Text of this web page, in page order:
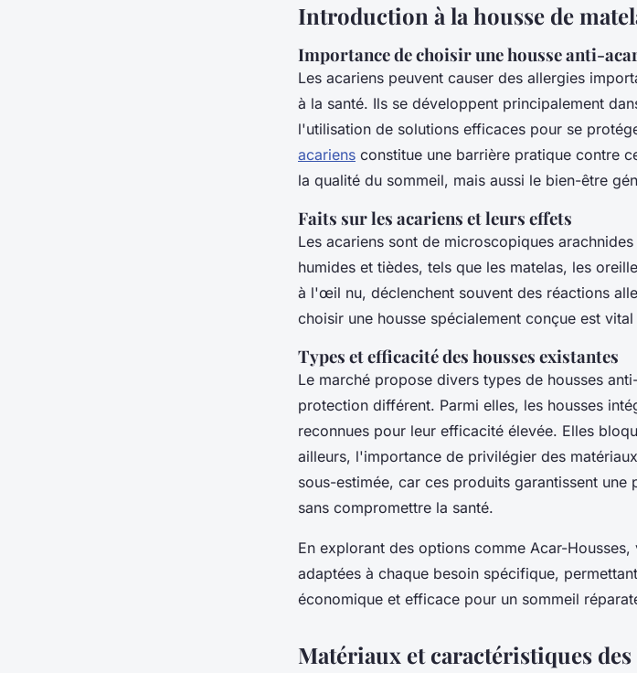
Introduction à la housse de
Importance de choisir une housse anti-
Les acariens peuvent causer des allergies
à la santé. Ils se développent principalement
l'utilisation de solutions efficaces pour se
acariens constitue une barrière pratique contre
la qualité du sommeil, mais aussi le bien-être
Faits sur les acariens et leurs effets
Les acariens sont de microscopiques
humides et tièdes, tels que les matelas, les
à l'œil nu, déclenchent souvent des réactions
choisir une housse spécialement conçue est
Types et efficacité des housses existantes
Le marché propose divers types de housses
protection différent. Parmi elles, les housses
reconnues pour leur efficacité élevée. Elles
ailleurs, l'importance de privilégier des
sous-estimée, car ces produits garantissent
sans compromettre la santé.
En explorant des options comme Acar-
adaptées à chaque besoin spécifique,
économique et efficace pour un sommeil
Matériaux et caractéristiques